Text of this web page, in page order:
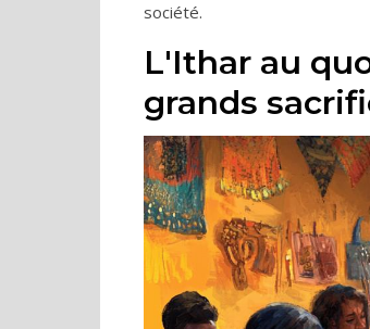
société.
L'Ithar au
grands